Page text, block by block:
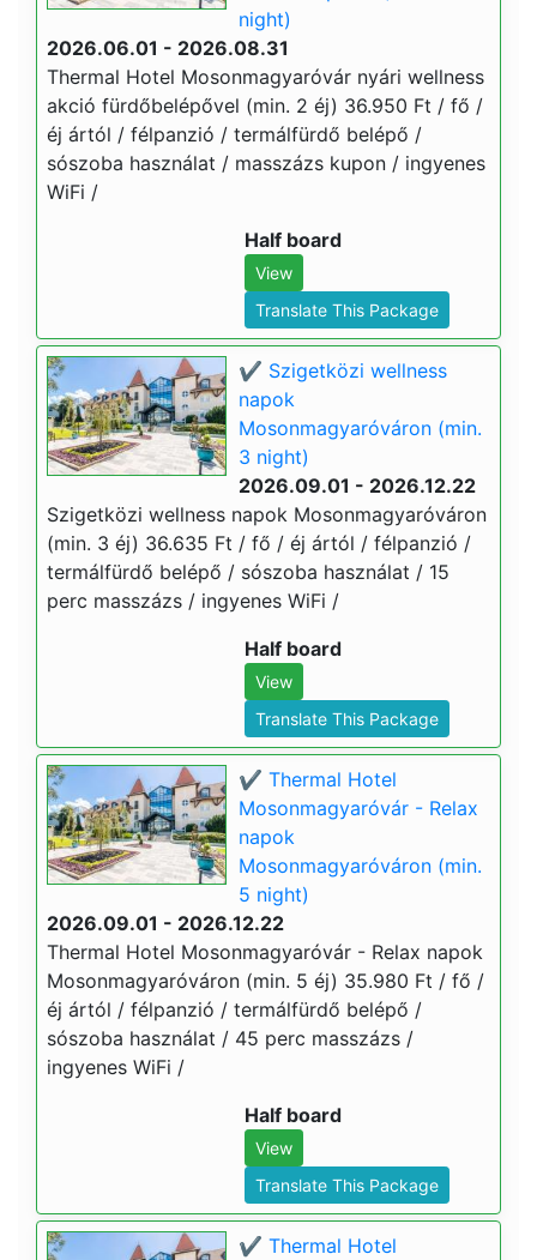
night)
2026.06.01 - 2026.08.31
Thermal Hotel Mosonmagyaróvár nyári wellness
akció fürdőbelépővel (min. 2 éj) 36.950 Ft / fő /
éj ártól / félpanzió / termálfürdő belépő /
sószoba használat / masszázs kupon / ingyenes
WiFi /
Half board
View
Translate This Package
✔️ Szigetközi wellness
napok
Mosonmagyaróváron (min.
3 night)
2026.09.01 - 2026.12.22
Szigetközi wellness napok Mosonmagyaróváron
(min. 3 éj) 36.635 Ft / fő / éj ártól / félpanzió /
termálfürdő belépő / sószoba használat / 15
perc masszázs / ingyenes WiFi /
Half board
View
Translate This Package
✔️ Thermal Hotel
Mosonmagyaróvár - Relax
napok
Mosonmagyaróváron (min.
5 night)
2026.09.01 - 2026.12.22
Thermal Hotel Mosonmagyaróvár - Relax napok
Mosonmagyaróváron (min. 5 éj) 35.980 Ft / fő /
éj ártól / félpanzió / termálfürdő belépő /
sószoba használat / 45 perc masszázs /
ingyenes WiFi /
Half board
View
Translate This Package
✔️ Thermal Hotel